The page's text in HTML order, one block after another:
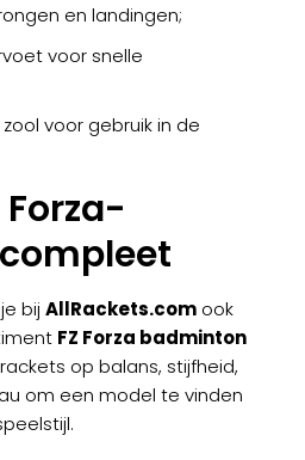
en landingen;
voor snelle
voor gebruik in de
Forza-
bij AllRackets.com ook
FZ Forza badminton
op balans, stijfheid,
om een model te vinden